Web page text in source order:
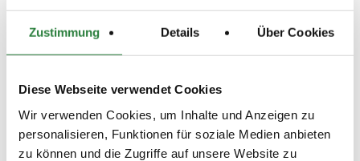
Zustimmung Details Über Cookies
Diese Webseite verwendet Cookies
Wir verwenden Cookies, um Inhalte und Anzeigen zu
personalisieren, Funktionen für soziale Medien anbieten
zu können und die Zugriffe auf unsere Website zu
3 4 5 6 LP
Anforderungen Kl.A**
Preisgeld
150,00 €
LKL/Art